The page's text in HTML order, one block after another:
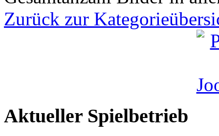
Zurück zur
Aktueller Spielbetrieb